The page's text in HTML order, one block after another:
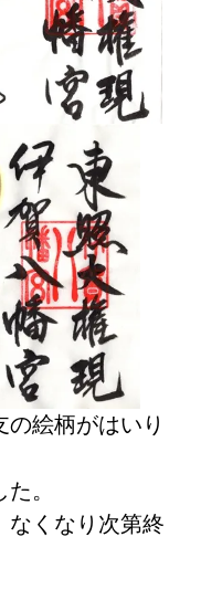
絵柄がはいり
。
なくなり次第終